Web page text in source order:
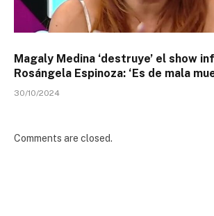
Magaly Medina ‘destruye’ el show
Rosángela Espinoza: ‘Es de mala
30/10/2024
Comments are closed.